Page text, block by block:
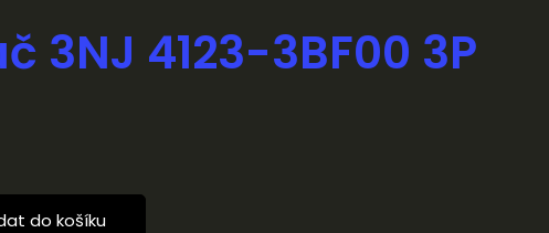
3NJ 4123-3BF00 3P
do košíku